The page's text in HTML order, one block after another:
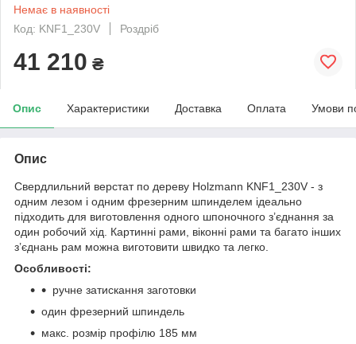
Немає в наявності
Код: KNF1_230V
Роздріб
41 210 ₴
Опис Характеристики Доставка Оплата Умови
Опис
Свердлильний верстат по дереву Holzmann KNF1_230V - з
одним лезом і одним фрезерним шпинделем ідеально
підходить для виготовлення одного шпоночного з’єднання за
один робочий хід. Картинні рами, віконні рами та багато інших
з’єднань рам можна виготовити швидко та легко.
Особливості:
ручне затискання заготовки
один фрезерний шпиндель
макс. розмір профілю 185 мм